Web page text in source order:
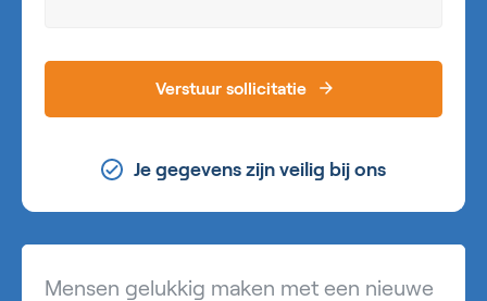
Verstuur sollicitatie
Je gegevens zijn veilig bij ons
Mensen gelukkig maken met een nieuwe